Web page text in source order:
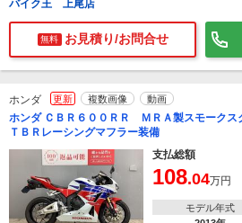
バイク王 上尾店
無料 お見積り/お問合せ
ホンダ 更新 複数画像 動画
ホンダ ＣＢＲ６００ＲＲ ＭＲＡ製スモークス
ＴＢＲレーシングマフラー装備
支払総額
108.04万円
モデル年式